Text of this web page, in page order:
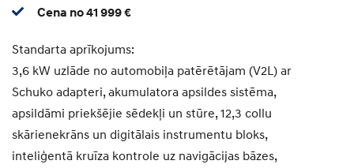
Cena no 41 999 €
Standarta aprīkojums:
3,6 kW uzlāde no automobiļa patērētājam (V2L) ar
Schuko adapteri, akumulatora apsildes sistēma,
apsildāmi priekšējie sēdekļi un stūre, 12,3 collu
skārienekrāns un digitālais instrumentu bloks,
inteliģentā kruīza kontrole uz navigācijas bāzes,